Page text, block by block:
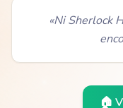
«Ni Sherlock
🏠